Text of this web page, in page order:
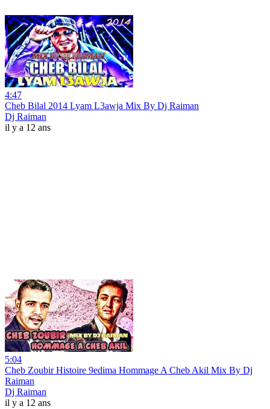
4:47
Cheb Bilal 2014 Lyam L3awja Mix By Dj Raiman
Dj Raiman
il y a 12 ans
5:04
Cheb Zoubir Histoire 9edima Hommage A Cheb Akil Mix By Dj
Raiman
Dj Raiman
il y a 12 ans